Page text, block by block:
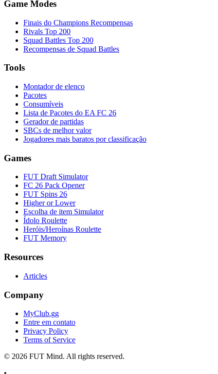
Game Modes
Finais do Champions Recompensas
Rivals Top 200
Squad Battles Top 200
Recompensas de Squad Battles
Tools
Montador de elenco
Pacotes
Consumíveis
Lista de Pacotes do EA FC 26
Gerador de partidas
SBCs de melhor valor
Jogadores mais baratos por classificação
Games
FUT Draft Simulator
FC 26 Pack Opener
FUT Spins 26
Higher or Lower
Escolha de item Simulator
Ídolo Roulette
Heróis/Heroínas Roulette
FUT Memory
Resources
Articles
Company
MyClub.gg
Entre em contato
Privacy Policy
Terms of Service
© 2026 FUT Mind. All rights reserved.